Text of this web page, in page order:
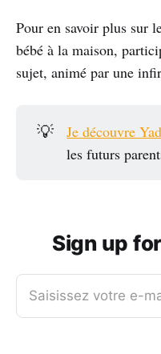
Pour en savoir plus sur
bébé à la maison,
sujet, animé par une
💡 Je découvre
les futurs
Sign up
Saisissez votre e-